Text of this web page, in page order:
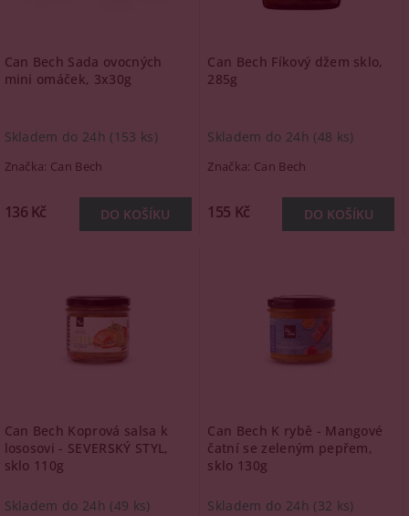
Can Bech Sada ovocných
mini omáček, 3x30g
Skladem do 24h (153 ks)
Značka: Can Bech
136 Kč
Can Bech Fíkový džem sklo,
285g
Skladem do 24h (48 ks)
Značka: Can Bech
155 Kč
Can Bech Koprová salsa k
lososovi - SEVERSKÝ STYL,
sklo 110g
Skladem do 24h (49 ks)
Can Bech K rybě - Mangové
čatní se zeleným pepřem,
sklo 130g
Skladem do 24h (32 ks)